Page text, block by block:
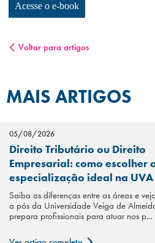
Acesse o e-book
Voltar para artigos
MAIS ARTIGOS
05/08/2026
Direito Tributário ou Direito
Empresarial: como escolher
especialização ideal na UVA
Saiba as diferenças entre as áreas e
a pós da Universidade Veiga de
prepara profissionais para atuar nos p...